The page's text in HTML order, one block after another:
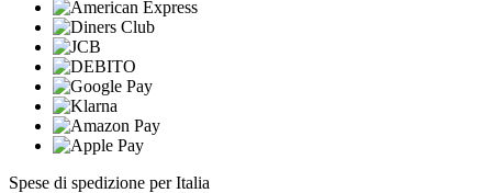
Spese di spedizione per Italia